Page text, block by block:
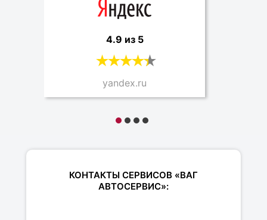
4.9 из 5
yandex.ru
КОНТАКТЫ СЕРВИСОВ «ВАГ
АВТОСЕРВИС»: